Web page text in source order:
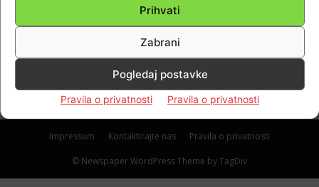
Prihvati
Zabrani
Pogledaj postavke
Pravila o privatnosti Pravila o privatnosti
EKSKLUZIVNO! Kao grom iz vedra neba!
Pavković samo jednim službenim dopisom
Srbiji , uzdrmao Vučića i Brnabić!
Braniteljski portal
Impressum Kontaktirajte nas Pravila o privatnosti
© Newspaper WordPress Theme by TagDiv